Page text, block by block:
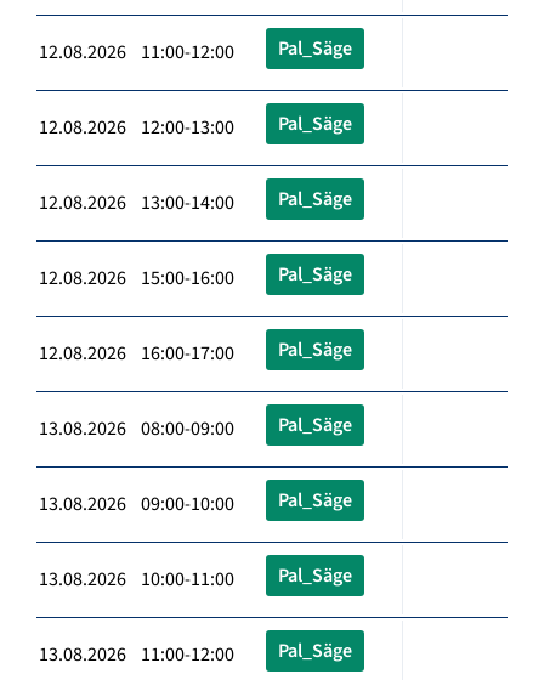
12.08.2026 11:00-12:00 Pal_Säge
12.08.2026 12:00-13:00 Pal_Säge
12.08.2026 13:00-14:00 Pal_Säge
12.08.2026 15:00-16:00 Pal_Säge
12.08.2026 16:00-17:00 Pal_Säge
13.08.2026 08:00-09:00 Pal_Säge
13.08.2026 09:00-10:00 Pal_Säge
13.08.2026 10:00-11:00 Pal_Säge
13.08.2026 11:00-12:00 Pal_Säge